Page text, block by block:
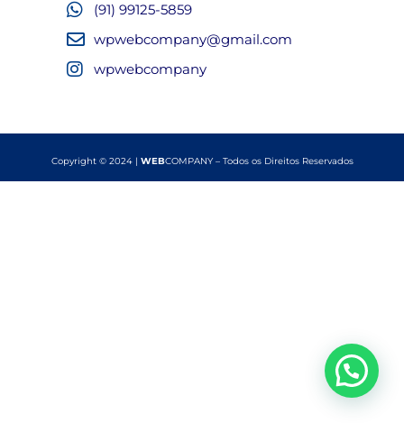
(91) 99125-5859
wpwebcompany@gmail.com
wpwebcompany
Copyright © 2024 | WEBCOMPANY – Todos os Direitos Reservados